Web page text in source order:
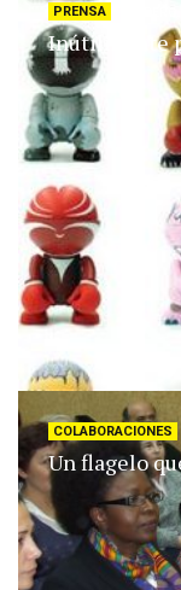
PRENSA
Inútilmente
COLABORACIONES
Un flagelo